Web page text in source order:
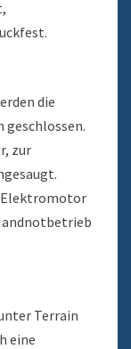
die
geschlossen.
zur
Elektromotor
Terrain
eine